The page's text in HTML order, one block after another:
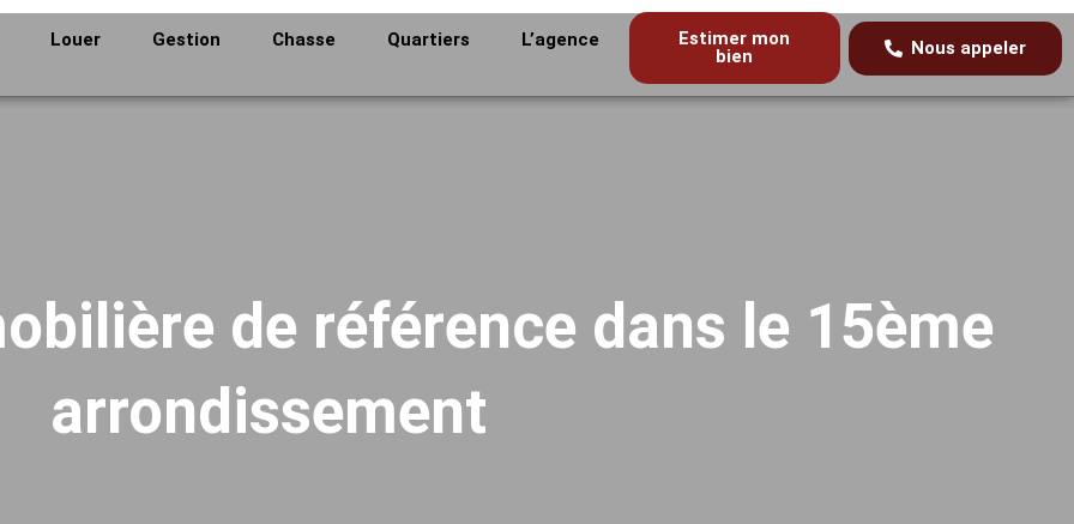
Louer Gestion Chasse Quartiers L’agence
Estimer mon
bien
Nous appeler
de référence dans le 15ème
arrondissement